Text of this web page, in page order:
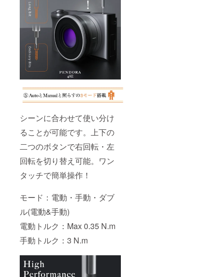
シーンに合わせて使い分け
ることが可能です。上下の
二つのボタンで右回転・左
回転を切り替え可能。ワン
タッチで簡単操作！
モード：電動・手動・ダブ
ル(電動&手動)
電動トルク：Max 0.35 N.m
手動トルク：3 N.m